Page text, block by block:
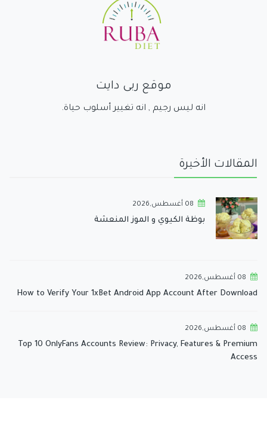
موقع ربى دايت
انه ليس رجيم , انه تغيير أسلوب حياة.
المقالات الأخيرة
08 أغسطس,2026
بوظة الكيوي و الموز المنعشة
08 أغسطس,2026
How to Verify Your 1xBet Android App Account After Download
08 أغسطس,2026
Top 10 OnlyFans Accounts Review: Privacy, Features & Premium
Access